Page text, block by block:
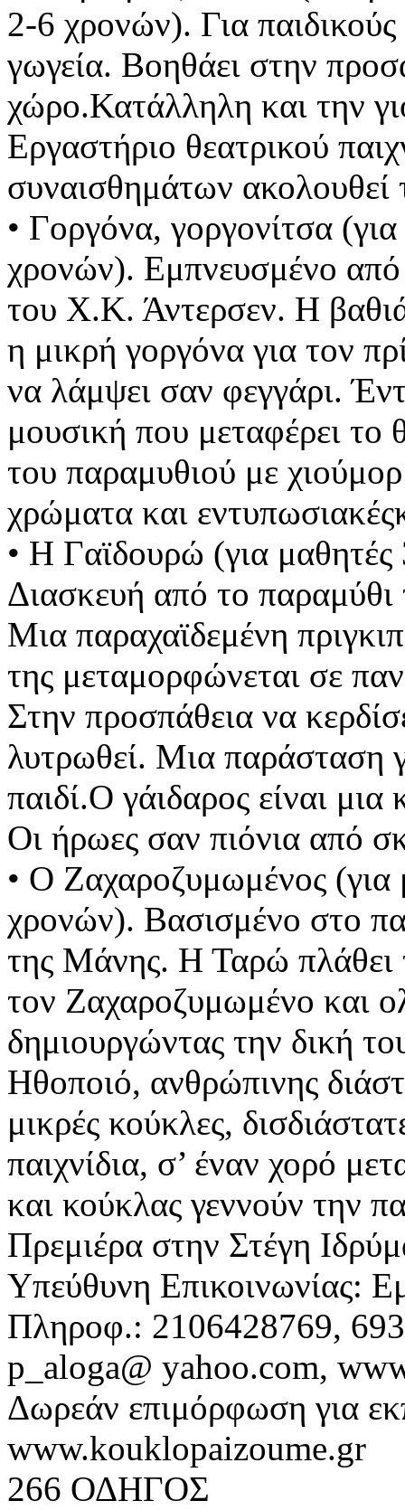
2-6 χρονών). Για
γωγεία. Βοηθάει στην
χώρο.Κατάλληλη και την
Εργαστήριο θεατρικού
συναισθημάτων
• Γοργόνα, γοργονίτσα
χρονών). Εμπνευσμένο
του Χ.Κ. Άντερσεν. Η
η μικρή γοργόνα για τον
να λάμψει σαν φεγγάρι.
μουσική που μεταφέρει το
του παραμυθιού με
χρώματα και
• Η Γαϊδουρώ (για
Διασκευή από το
Μια παραχαϊδεμένη
της μεταμορφώνεται σε
Στην προσπάθεια να
λυτρωθεί. Μια παράσταση
παιδί.Ο γάιδαρος είναι
Οι ήρωες σαν πιόνια από
• Ο Ζαχαροζυμωμένος (για
χρονών). Βασισμένο στο
της Μάνης. Η Ταρώ πλάθει
τον Ζαχαροζυμωμένο και
δημιουργώντας την δική
Ηθοποιό, ανθρώπινης
μικρές κούκλες,
παιχνίδια, σ’ έναν χορό
και κούκλας γεννούν την
Πρεμιέρα στην Στέγη
Υπεύθυνη Επικοινωνίας:
Πληροφ.: 2106428769,
p_aloga@ yahoo.com,
Δωρεάν επιμόρφωση για
www.kouklopaizoume.gr
266 ΟΔΗΓΟΣ